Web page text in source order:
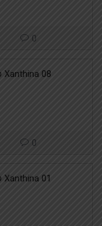
0
Xanthina 08
0
Xanthina 01